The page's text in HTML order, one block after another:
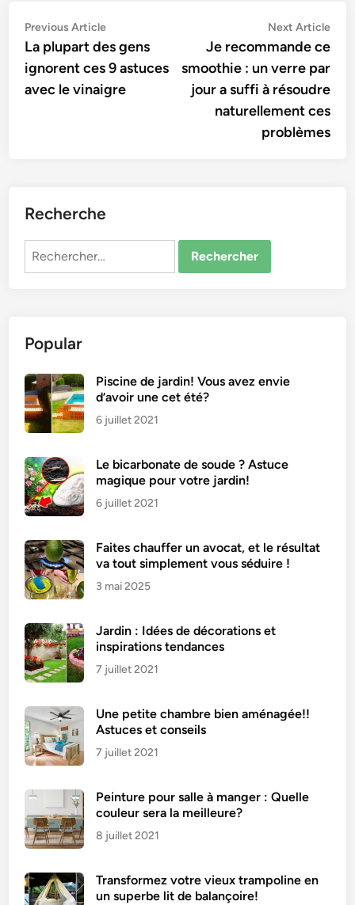
Navigation
de
l’article
Previous ArticlePrevious
article:
La plupart des gens
ignorent ces 9 astuces
avec le vinaigre
Next Article
Je recommande ce
smoothie : un verre par
jour a suffi à résoudre
naturellement ces
problèmes
Recherche
Rechercher :
Popular
Piscine de jardin! Vous avez envie
d’avoir une cet été?
6 juillet 2021
Le bicarbonate de soude ? Astuce
magique pour votre jardin!
6 juillet 2021
Faites chauffer un avocat, et le résultat
va tout simplement vous séduire !
3 mai 2025
Jardin : Idées de décorations et
inspirations tendances
7 juillet 2021
Une petite chambre bien aménagée!!
Astuces et conseils
7 juillet 2021
Peinture pour salle à manger : Quelle
couleur sera la meilleure?
8 juillet 2021
Transformez votre vieux trampoline en
un superbe lit de balançoire!